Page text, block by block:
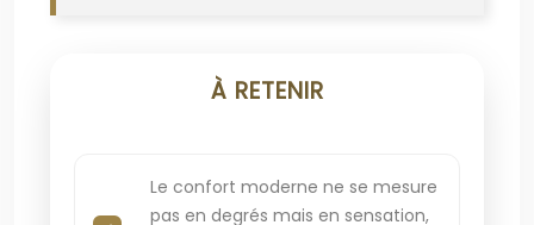
À RETENIR
Le confort moderne ne se mesure
pas en degrés mais en sensation,